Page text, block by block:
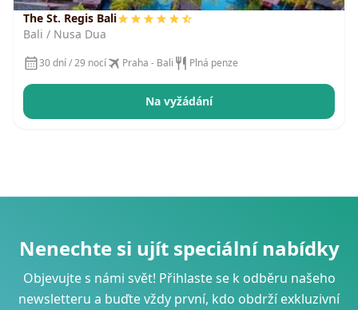
The St. Regis Bali
Bali / Nusa Dua
30 dní / 29 nocí Praha - Bali Plná penze
Na vyžádání
Nenechte si ujít speciální nabídky
Objevujte s námi svět! Přihlaste se k odběru našeho
newsletteru a buďte vždy první, kdo obdrží exkluzivní